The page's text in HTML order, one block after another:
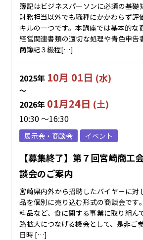
簿記はビジネスパーソンに必須の基礎
財務担当以外でも職種にかかわらず評
キルの一つです。本講座では基本的な
経営関連書類の適切な処理や青色申告
商簿記３級程[…]
2025年 10月 01日 (水)
〜
2026年 01月24日 (土)
10:30 ～16:30
展示会・商談会 イベント
【募集終了】第７回宮崎商
談会のご案内
宮崎県内外から招聘したバイヤーに対
品を個別に売り込む形式の商談会です
料品など、食に関する事業に取り組ん
路拡大につなげる機会として、是非ご
日時 […]